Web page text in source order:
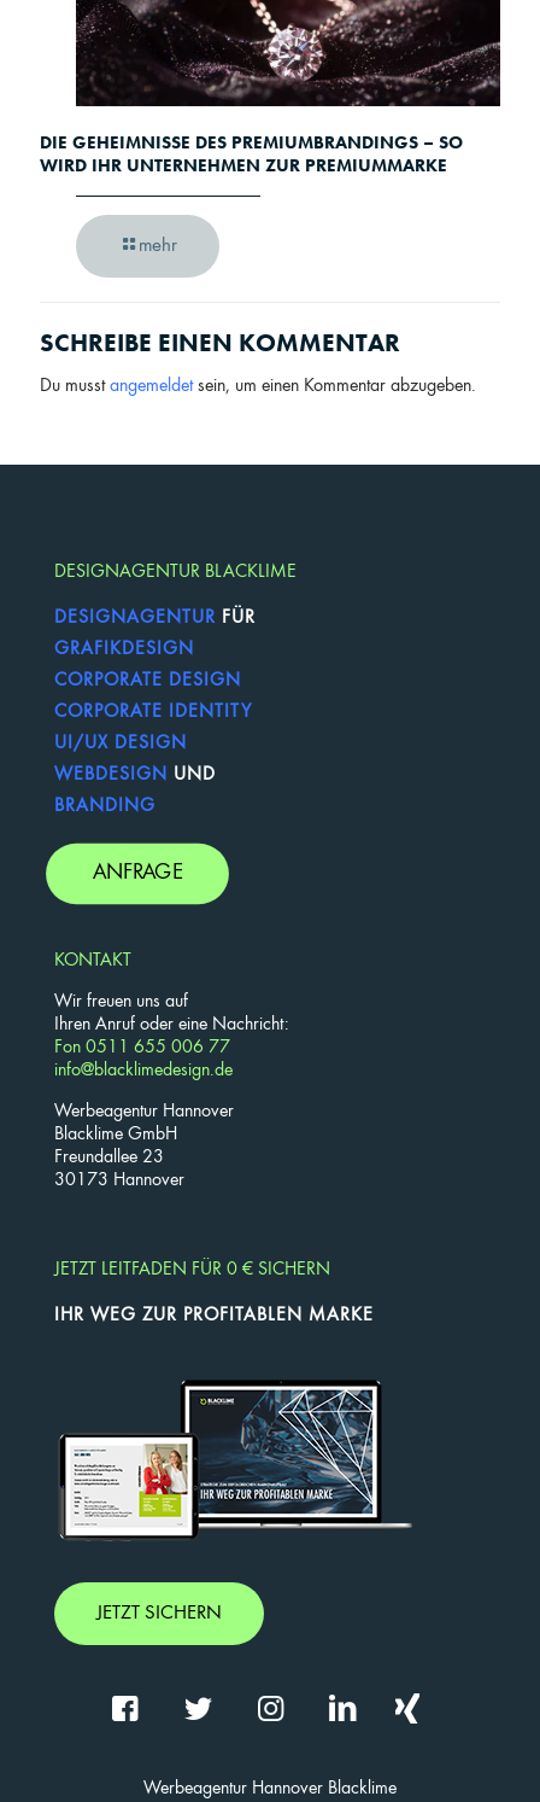
DIE GEHEIMNISSE DES PREMIUMBRANDINGS – SO
WIRD IHR UNTERNEHMEN ZUR PREMIUMMARKE
mehr
SCHREIBE EINEN KOMMENTAR
Du musstangemeldetsein, um einen Kommentar abzugeben.
DESIGNAGENTUR BLACKLIME
DESIGNAGENTUR FÜR
GRAFIKDESIGN
CORPORATE DESIGN
CORPORATE IDENTITY
UI/UX DESIGN
WEBDESIGN UND
BRANDING
ANFRAGE
KONTAKT
Wir freuen uns auf
Ihren Anruf oder eine Nachricht:
Fon 0511 655 006 77
info@blacklimedesign.de
Werbeagentur Hannover
Blacklime GmbH
Freundallee 23
30173 Hannover
JETZT LEITFADEN FÜR 0 € SICHERN
IHR WEG ZUR PROFITABLEN MARKE
JETZT SICHERN
Werbeagentur Hannover Blacklime